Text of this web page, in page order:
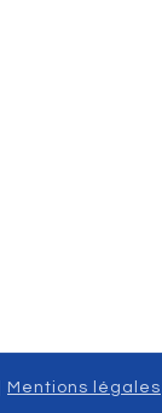
Mentions légales